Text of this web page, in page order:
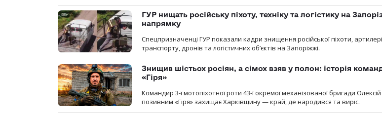
ГУР нищать російську піхоту, техніку та логістику на
напрямку
Спецпризначенці ГУР показали кадри знищення російської піхоти,
транспорту, дронів та логістичних об’єктів на Запоріжжі.
Знищив шістьох росіян, а сімох взяв у полон: історія
«Гіря»
Командир 3-ї мотопіхотної роти 43-ї окремої механізованої бригади Олексій
позивним «Гіря» захищає Харківщину — край, де народився та виріс.